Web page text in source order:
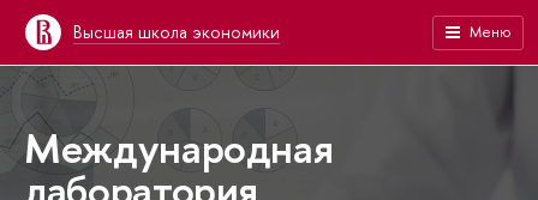
Высшая школа экономики Меню
Международная